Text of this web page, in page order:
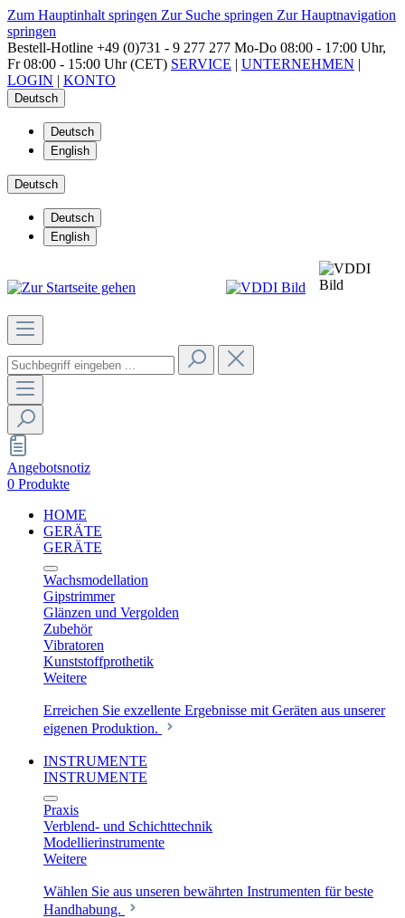
Zum Hauptinhalt springen Zur Suche springen Zur Hauptnavigation
springen
Bestell-Hotline +49 (0)731 - 9 277 277 Mo-Do 08:00 - 17:00 Uhr,
Fr 08:00 - 15:00 Uhr (CET) SERVICE | UNTERNEHMEN |
LOGIN | KONTO
Deutsch
Deutsch
English
Deutsch
Deutsch
English
Angebotsnotiz
0 Produkte
HOME
GERÄTE
GERÄTE
Wachsmodellation
Gipstrimmer
Glänzen und Vergolden
Zubehör
Vibratoren
Kunststoffprothetik
Weitere
Erreichen Sie exzellente Ergebnisse mit Geräten aus unserer
eigenen Produktion.
INSTRUMENTE
INSTRUMENTE
Praxis
Verblend- und Schichttechnik
Modellierinstrumente
Weitere
Wählen Sie aus unseren bewährten Instrumenten für beste
Handhabung.